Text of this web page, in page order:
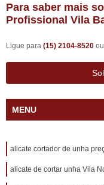
Para saber mais
Profissional Vila
Ligue para (15) 2104-8520 ou
MENU
alicate cortador de unha
alicate de cortar unha Vila